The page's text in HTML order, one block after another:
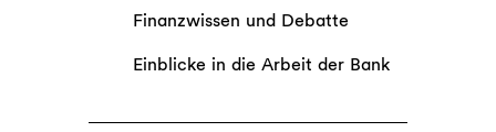
Finanzwissen und Debatte
Einblicke in die Arbeit der Bank